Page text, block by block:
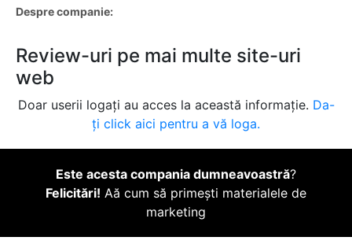
Despre companie:
Review-uri pe mai multe site-uri
web
Doar userii logați au acces la această informație. Da-
ți click aici pentru a vă loga.
Este acesta compania dumneavoastră?
Felicitări! Aă cum să primești materialele de
marketing